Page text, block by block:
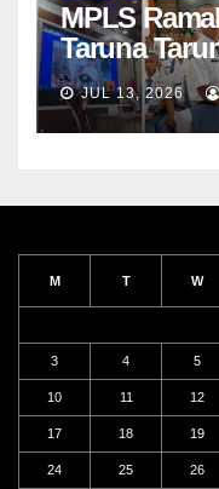
MPLS
Taruna
Taruna
Menjalani
JUL 13, 2026
M T W
3 4 5
10 11 12
17 18 19
24 25 26